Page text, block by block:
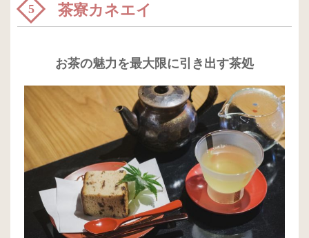
5 茶寮カネエイ
お茶の魅力を最大限に引き出す茶処